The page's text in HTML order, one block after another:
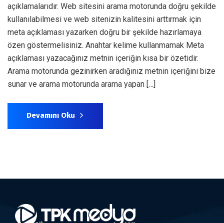
açıklamalarıdır. Web sitesini arama motorunda doğru şekilde
kullanılabilmesi ve web sitenizin kalitesini arttırmak için
meta açıklaması yazarken doğru bir şekilde hazırlamaya
özen göstermelisiniz. Anahtar kelime kullanmamak Meta
açıklaması yazacağınız metnin içeriğin kısa bir özetidir.
Arama motorunda gezinirken aradığınız metnin içeriğini bize
sunar ve arama motorunda arama yapan […]
Devamını Oku